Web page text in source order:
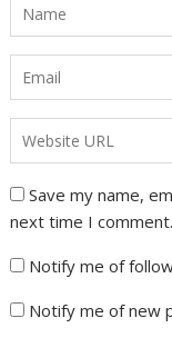
Save my name,
next time I comment.
Notify me of
Notify me of new